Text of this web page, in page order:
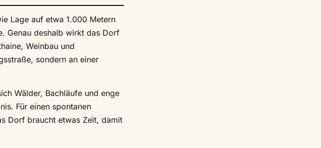
Lage auf etwa 1.000 Metern
Genau deshalb wirkt das Dorf
Weinbau und
sondern an einer
Wälder, Bachläufe und enge
Für einen spontanen
Dorf braucht etwas Zeit, damit